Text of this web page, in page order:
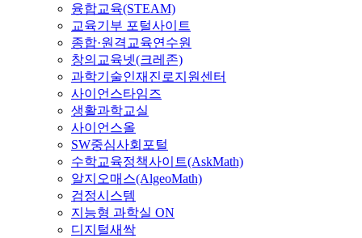
융합교육(STEAM)
교육기부 포털사이트
종합·원격교육연수원
창의교육넷(크레존)
과학기술인재진로지원센터
사이언스타임즈
생활과학교실
사이언스올
SW중심사회포털
수학교육정책사이트(AskMath)
알지오매스(AlgeoMath)
검정시스템
지능형 과학실 ON
디지털새싹